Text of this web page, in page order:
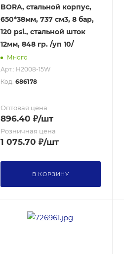
BORA, стальной корпус,
650*38мм, 737 см3, 8 бар,
120 psi., стальной шток
12мм, 848 гр. /уп 10/
Много
Арт.: H2008-15W
Код: 686178
Оптовая цена
896.40 ₽/шт
Розничная цена
1 075.70 ₽/шт
В КОРЗИНУ